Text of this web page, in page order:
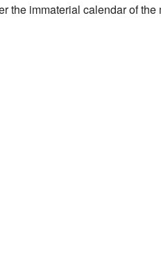
immaterial calendar of